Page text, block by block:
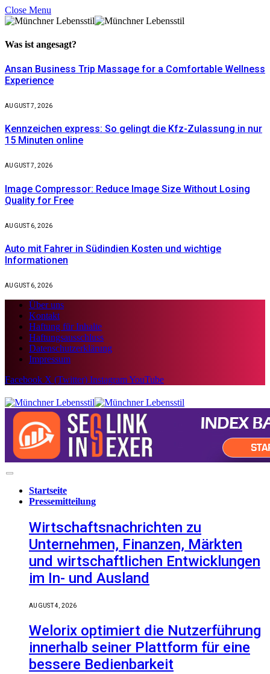
Close Menu
Was ist angesagt?
Ansan Business Trip Massage for a Comfortable Wellness
Experience
AUGUST 7, 2026
Kennzeichen express: So gelingt die Kfz-Zulassung in nur
15 Minuten online
AUGUST 7, 2026
Image Compressor: Reduce Image Size Without Losing
Quality for Free
AUGUST 6, 2026
Auto mit Fahrer in Südindien Kosten und wichtige
Informationen
AUGUST 6, 2026
Über uns
Kontakt
Haftung für Inhalte
Haftungsausschluss
Datenschutzerklärung
Impressum
Facebook X (Twitter) InstagramYouTube
Startseite
Pressemitteilung
Wirtschaftsnachrichten zu
Unternehmen, Finanzen, Märkten
und wirtschaftlichen Entwicklungen
im In- und Ausland
AUGUST 4, 2026
Welorix optimiert die Nutzerführung
innerhalb seiner Plattform für eine
bessere Bedienbarkeit